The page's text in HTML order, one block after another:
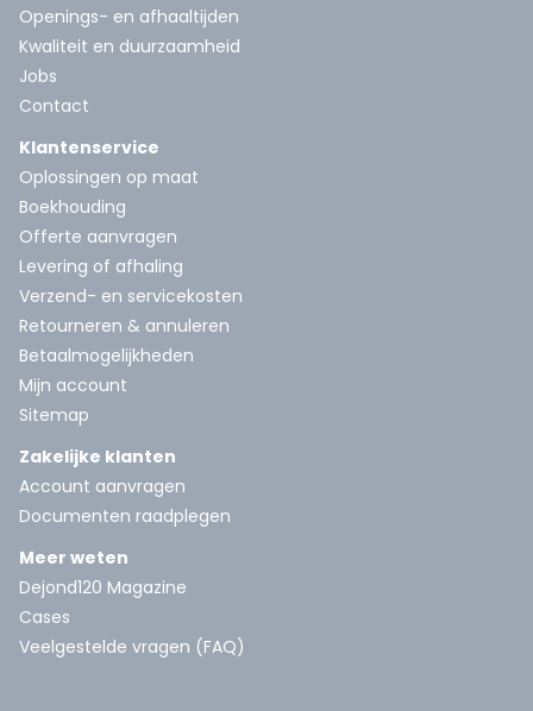
Openings- en afhaaltijden
Kwaliteit en duurzaamheid
Jobs
Contact
Klantenservice
Oplossingen op maat
Boekhouding
Offerte aanvragen
Levering of afhaling
Verzend- en servicekosten
Retourneren & annuleren
Betaalmogelijkheden
Mijn account
Sitemap
Zakelijke klanten
Account aanvragen
Documenten raadplegen
Meer weten
Dejond120 Magazine
Cases
Veelgestelde vragen (FAQ)